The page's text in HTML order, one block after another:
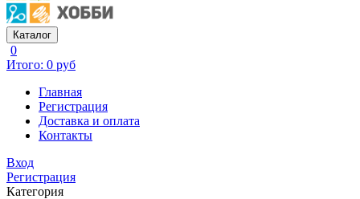
Каталог
0
Итого: 0 руб
Главная
Регистрация
Доставка и оплата
Контакты
Вход
Регистрация
Категория